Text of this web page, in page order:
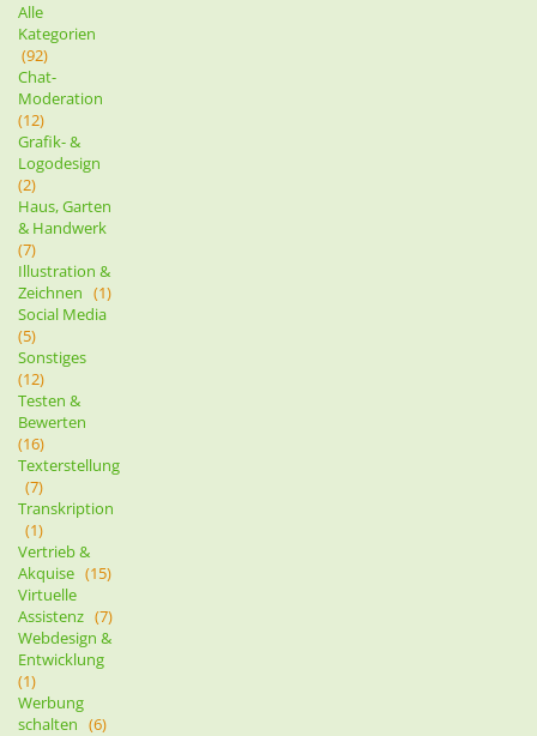
Alle
Kategorien
(92)
Chat-
Moderation
(12)
Grafik- &
Logodesign
(2)
Haus, Garten
& Handwerk
(7)
Illustration &
Zeichnen (1)
Social Media
(5)
Sonstiges
(12)
Testen &
Bewerten
(16)
Texterstellung
(7)
Transkription
(1)
Vertrieb &
Akquise (15)
Virtuelle
Assistenz (7)
Webdesign &
Entwicklung
(1)
Werbung
schalten (6)